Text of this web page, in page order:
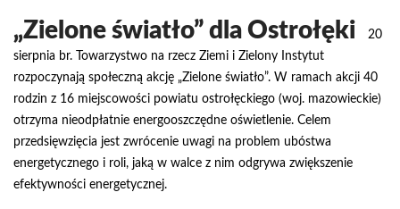
„Zielone światło” dla Ostrołęki
20
sierpnia br. Towarzystwo na rzecz Ziemi i Zielony Instytut
rozpoczynają społeczną akcję „Zielone światło”. W ramach akcji 40
rodzin z 16 miejscowości powiatu ostrołęckiego (woj. mazowieckie)
otrzyma nieodpłatnie energooszczędne oświetlenie. Celem
przedsięwzięcia jest zwrócenie uwagi na problem ubóstwa
energetycznego i roli, jaką w walce z nim odgrywa zwiększenie
efektywności energetycznej.